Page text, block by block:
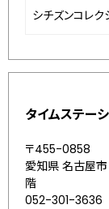
シチズンコレク
タイムステー
〒455-0858
愛知県 名古屋
階
052-301-3636